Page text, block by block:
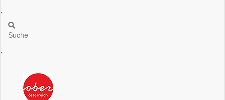
.
Suche
.